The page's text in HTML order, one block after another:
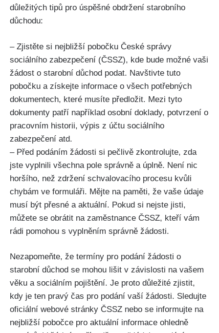
důležitých tipů pro úspěšné obdržení starobního
důchodu:
– Zjistěte si nejbližší pobočku České správy
sociálního zabezpečení (ČSSZ), kde bude možné vaši
žádost o starobní důchod podat. Navštivte tuto
pobočku a získejte informace o všech potřebných
dokumentech, které musíte předložit. Mezi tyto
dokumenty patří například osobní doklady, potvrzení o
pracovním historii, výpis z účtu sociálního
zabezpečení atd.
– Před podáním žádosti si pečlivě zkontrolujte, zda
jste vyplnili všechna pole správně a úplně. Není nic
horšího, než zdržení schvalovacího procesu kvůli
chybám ve formuláři. Mějte na paměti, že vaše údaje
musí být přesné a aktuální. Pokud si nejste jisti,
můžete se obrátit na zaměstnance ČSSZ, kteří vám
rádi pomohou s vyplněním správně žádosti.
Nezapomeňte, že termíny pro podání žádosti o
starobní důchod se mohou lišit v závislosti na vašem
věku a sociálním pojištění. Je proto důležité zjistit,
kdy je ten pravý čas pro podání vaší žádosti. Sledujte
oficiální webové stránky ČSSZ nebo se informujte na
nejbližší pobočce pro aktuální informace ohledně